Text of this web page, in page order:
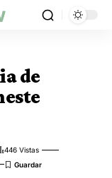
de
446 Vistas